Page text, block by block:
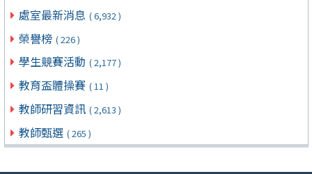
處室最新消息 ( 6,932 )
榮譽榜 ( 226 )
學生競賽活動 ( 2,177 )
教育盃體操賽 ( 11 )
教師研習資訊 ( 2,613 )
教師甄選 ( 265 )